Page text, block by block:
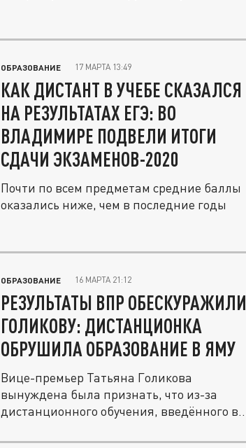
ОБРАЗОВАНИЕ 17 МАРТА 13:49
КАК ДИСТАНТ В УЧЕБЕ СКАЗАЛСЯ
НА РЕЗУЛЬТАТАХ ЕГЭ: ВО
ВЛАДИМИРЕ ПОДВЕЛИ ИТОГИ
СДАЧИ ЭКЗАМЕНОВ-2020
Почти по всем предметам средние баллы
оказались ниже, чем в последние годы
ОБРАЗОВАНИЕ 16 МАРТА 21:12
РЕЗУЛЬТАТЫ ВПР ОБЕСКУРАЖИЛИ
ГОЛИКОВУ: ДИСТАНЦИОНКА
ОБРУШИЛА ОБРАЗОВАНИЕ В ЯМУ
Вице-премьер Татьяна Голикова
вынуждена была признать, что из-за
дистанционного обучения, введённого в